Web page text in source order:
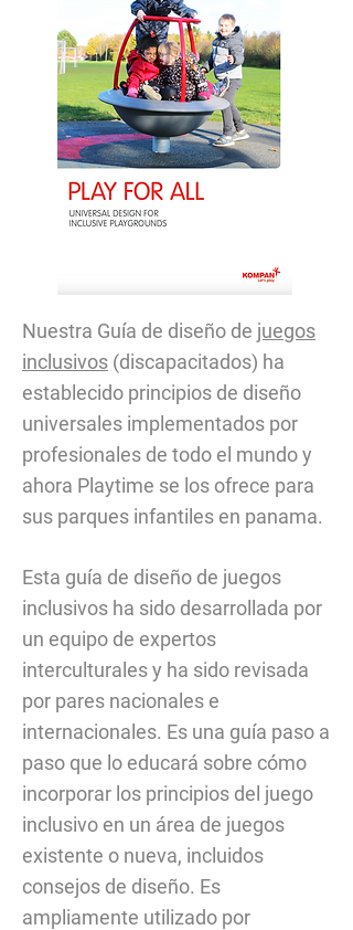
Nuestra Guía de diseño de juegos
inclusivos (discapacitados) ha
establecido principios de diseño
universales implementados por
profesionales de todo el mundo y
ahora Playtime se los ofrece para
sus parques infantiles en panama.
Esta guía de diseño de juegos
inclusivos ha sido desarrollada por
un equipo de expertos
interculturales y ha sido revisada
por pares nacionales e
internacionales. Es una guía paso a
paso que lo educará sobre cómo
incorporar los principios del juego
inclusivo en un área de juegos
existente o nueva, incluidos
consejos de diseño. Es
ampliamente utilizado por